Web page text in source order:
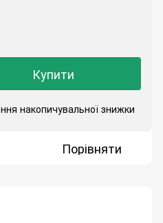
Купити
накопичувальної знижки
Порівняти